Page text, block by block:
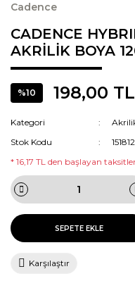
Cadence
CADENCE
AKRİLİK BOYA
%10 198,00 TL
Kategori
Stok Kodu
* 16,17 TL den başlayan
SEPETE EKLE
Karşılaştır